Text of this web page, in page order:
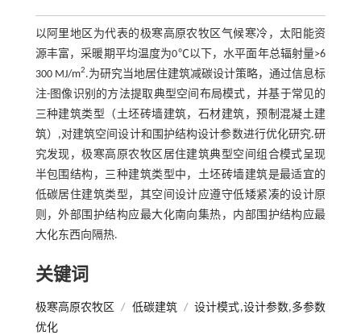
以阿里地区为代表的极寒高原农牧区气候寒冷，太阳能资
源丰富，采暖期平均温度为0℃以下，水平面年总辐射量>6
300 MJ/m2.为研究当地居住建筑减碳设计策略，通过信息标
注-图像识别的方法提取典型空间布局模式，并基于常见的
三种建筑类型（土坯砖墙建筑，石材建筑，预制混凝土建
筑）,对建筑空间设计和围护结构设计参数进行优化研究.研
究发现，极寒高原农牧区居住建筑典型空间组合模式呈现
半包围结构，三种建筑类型中，土坯砖墙建筑是最适宜的
低碳居住建筑类型，其空间设计应遵守低矮紧凑的设计原
则，外部围护结构应最大化南向集热，内部围护结构应最
大化东西向隔热.
关键词
极寒高原农牧区 / 低碳建筑 / 设计模式,设计参数,多参数
优化